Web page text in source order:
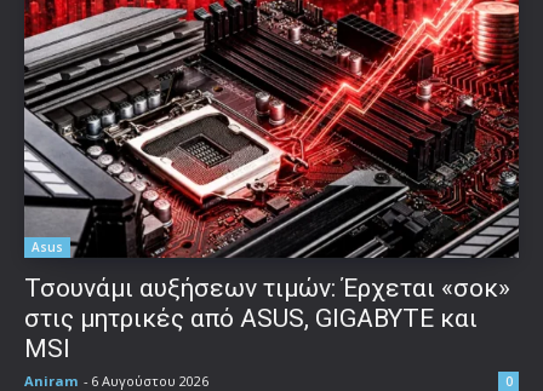
Asus
Τσουνάμι αυξήσεων τιμών: Έρχεται «σοκ»
στις μητρικές από ASUS, GIGABYTE και
MSI
Aniram - 6 Αυγούστου 2026 0